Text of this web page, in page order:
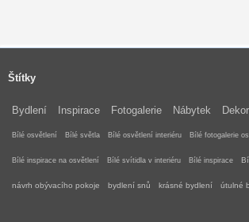
Štítky
Bydlení Inspirace Fotogalerie Nábytek
Bílé osvětlení Bílé světla Bílé osvětlení interiéru Bílé fotogalerie
Bílé inspirace na osvětlení Bílé svítidla v interiéru Bílé inspirace
návrh obývacího pokoje bydlení snů krásné bydlení útulné b